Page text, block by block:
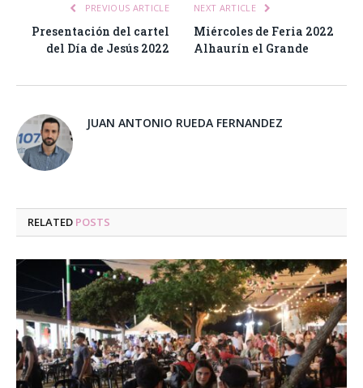
PREVIOUS ARTICLE
Presentación del cartel
del Día de Jesús 2022
NEXT ARTICLE
Miércoles de Feria 2022
Alhaurín el Grande
JUAN ANTONIO RUEDA FERNANDEZ
RELATED POSTS